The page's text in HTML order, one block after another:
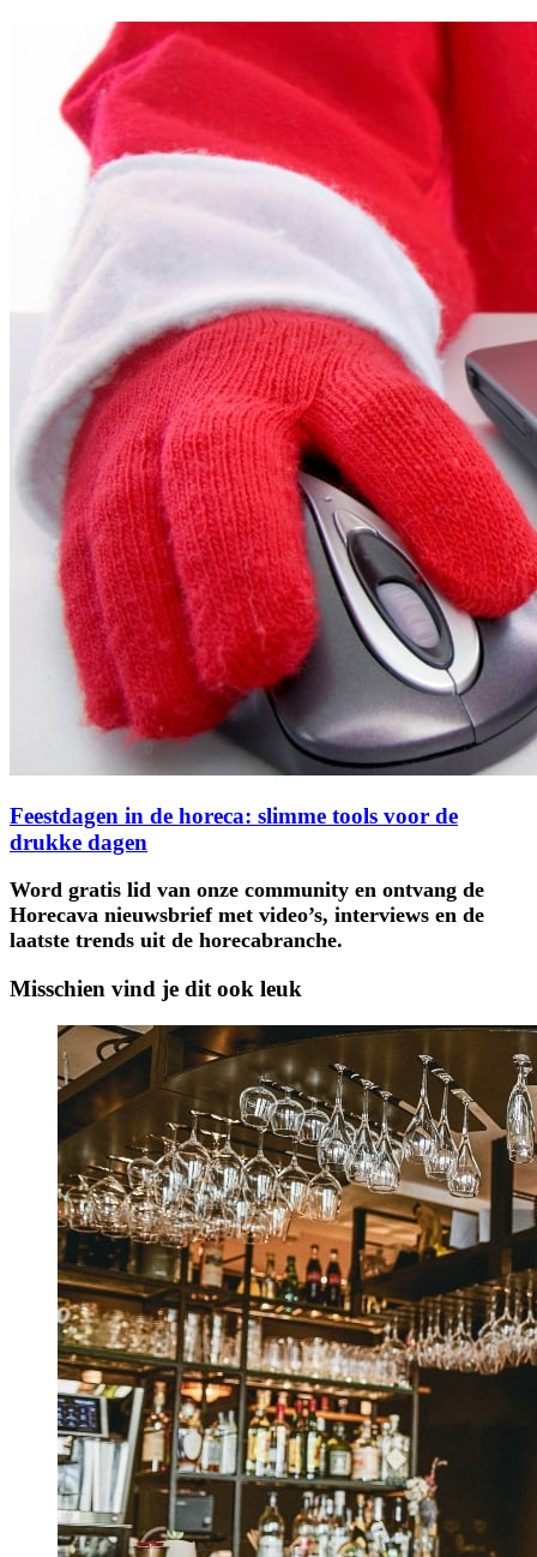
Feestdagen in de horeca: slimme tools voor de
drukke dagen
Word gratis lid van onze community en ontvang de
Horecava nieuwsbrief met video’s, interviews en de
laatste trends uit de horecabranche.
Misschien vind je dit ook leuk